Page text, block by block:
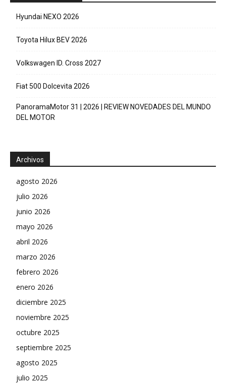
Hyundai NEXO 2026
Toyota Hilux BEV 2026
Volkswagen ID. Cross 2027
Fiat 500 Dolcevita 2026
PanoramaMotor 31 | 2026 | REVIEW NOVEDADES DEL MUNDO
DEL MOTOR
Archivos
agosto 2026
julio 2026
junio 2026
mayo 2026
abril 2026
marzo 2026
febrero 2026
enero 2026
diciembre 2025
noviembre 2025
octubre 2025
septiembre 2025
agosto 2025
julio 2025